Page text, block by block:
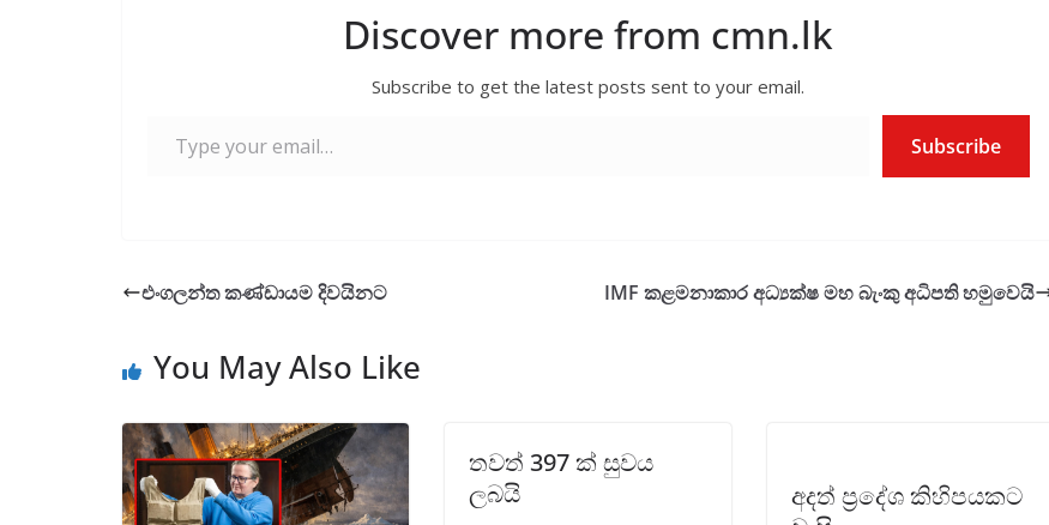
Discover more from cmn.lk
Subscribe to get the latest posts sent to your email.
Subscribe
එංගලන්ත කණ්ඩායම දිවයිනට IMF කළමනාකාර අධ්‍යක්ෂ මහ බැංකු අධිපති හමුවෙයි
You May Also Like
තවත් 397 ක් සුවය
ලබයි
අදත් ප්‍රදේශ කිහිපයකට